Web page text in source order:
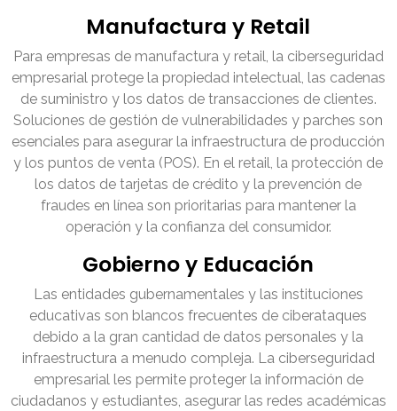
Manufactura y Retail
Para empresas de manufactura y retail, la ciberseguridad
empresarial protege la propiedad intelectual, las cadenas
de suministro y los datos de transacciones de clientes.
Soluciones de gestión de vulnerabilidades y parches son
esenciales para asegurar la infraestructura de producción
y los puntos de venta (POS). En el retail, la protección de
los datos de tarjetas de crédito y la prevención de
fraudes en línea son prioritarias para mantener la
operación y la confianza del consumidor.
Gobierno y Educación
Las entidades gubernamentales y las instituciones
educativas son blancos frecuentes de ciberataques
debido a la gran cantidad de datos personales y la
infraestructura a menudo compleja. La ciberseguridad
empresarial les permite proteger la información de
ciudadanos y estudiantes, asegurar las redes académicas